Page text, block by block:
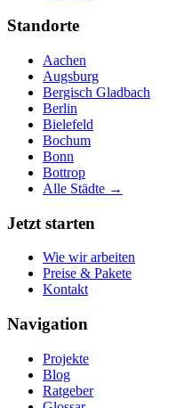
Standorte
Aachen
Augsburg
Bergisch Gladbach
Berlin
Bielefeld
Bochum
Bonn
Bottrop
Alle Städte →
Jetzt starten
Wie wir arbeiten
Preise & Pakete
Kontakt
Navigation
Projekte
Blog
Ratgeber